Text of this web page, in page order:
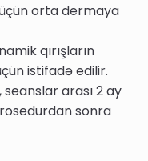
orta dermaya
qırışların
istifadə edilir.
arası 2 ay
sonra